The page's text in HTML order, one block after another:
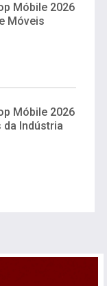
Móbile 2026
Móveis
Móbile 2026
da Indústria